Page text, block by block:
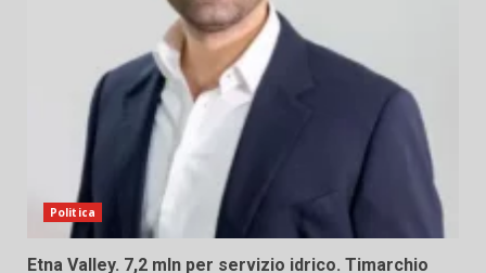
Politica
Etna Valley. 7,2 mln per servizio idrico. Timarchio